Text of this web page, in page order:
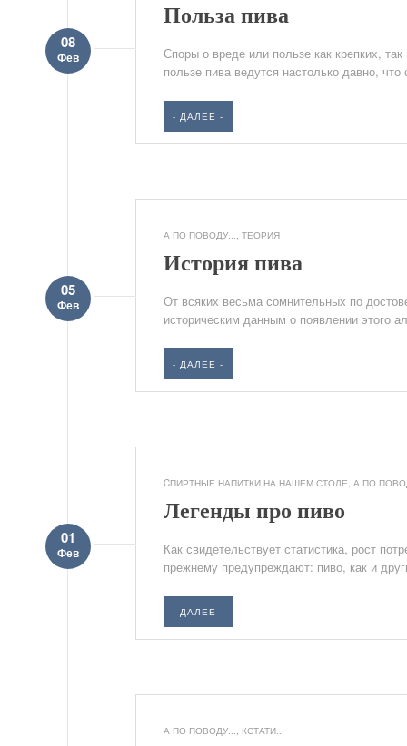
Польза пива
08
Фев
Споры о вреде или пользе как крепких,
пользе пива ведутся настолько давно,
- ДАЛЕЕ -
А ПО ПОВОДУ..., ТЕОРИЯ
История пива
05
Фев
От всяких весьма сомнительных по
историческим данным о появлении этого
- ДАЛЕЕ -
CПИРТНЫЕ НАПИТКИ НА НАШЕМ СТОЛЕ, А ПО
Легенды про пиво
01
Фев
Как свидетельствует статистика, рост
прежнему предупреждают: пиво, как и
- ДАЛЕЕ -
А ПО ПОВОДУ..., КСТАТИ...